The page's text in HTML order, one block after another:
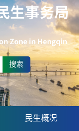
搜索
民生概况